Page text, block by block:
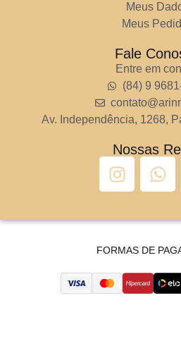
Meus
Meus
Fale
Entre em
(84) 9
Av. Independência, 1268,
Nossas
FORMAS DE